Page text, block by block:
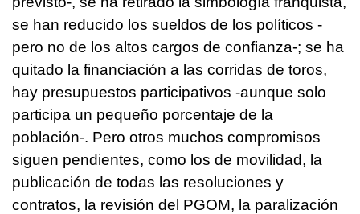
se han reducido los sueldos de los políticos -
pero no de los altos cargos de confianza-; se ha
quitado la financiación a las corridas de toros,
hay presupuestos participativos -aunque solo
participa un pequeño porcentaje de la
población-. Pero otros muchos compromisos
siguen pendientes, como los de movilidad, la
publicación de todas las resoluciones y
contratos, la revisión del PGOM, la paralización